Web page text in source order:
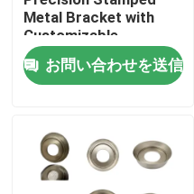
家
ビデオ
Metal Bracket with
Customizable
Dimensions for
Hardware Connector
お問い合わせを送信